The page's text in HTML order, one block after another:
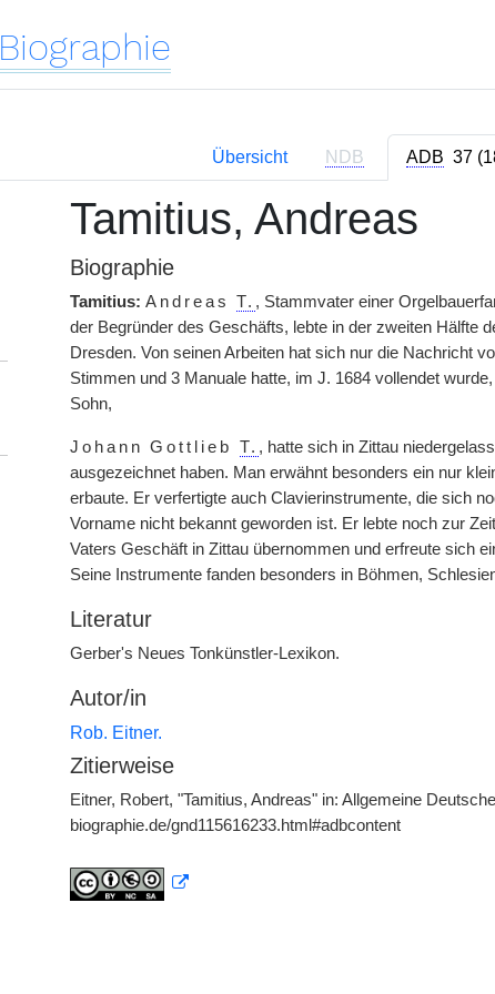
Biographie
Übersicht NDB ADB 37
Tamitius, Andreas
Biographie
Tamitius: AndreasT. , Stammvater einer
der Begründer des Geschäfts, lebte in der zweiten Hälfte
Dresden. Von seinen Arbeiten hat sich nur die Nachricht
Stimmen und 3 Manuale hatte, im J. 1684 vollendet
Sohn,
Johann GottliebT. , hatte sich in Zittau
ausgezeichnet haben. Man erwähnt besonders ein nur
erbaute. Er verfertigte auch Clavierinstrumente, die sich
Vorname nicht bekannt geworden ist. Er lebte noch zur
Vaters Geschäft in Zittau übernommen und erfreute sich
Seine Instrumente fanden besonders in Böhmen,
Literatur
Gerber's Neues Tonkünstler-Lexikon.
Autor/in
Rob. Eitner.
Zitierweise
Eitner, Robert, "Tamitius, Andreas" in: Allgemeine
biographie.de/gnd115616233.html#adbcontent